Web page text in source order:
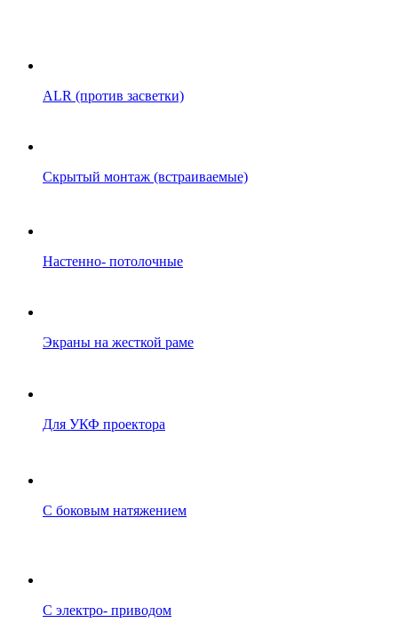
ALR (против засветки)
Скрытый монтаж (встраиваемые)
Настенно- потолочные
Экраны на жесткой раме
Для УКФ проектора
С боковым натяжением
С электро- приводом